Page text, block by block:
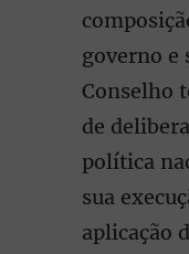
governo e
Conselho
de
política
sua
aplicação